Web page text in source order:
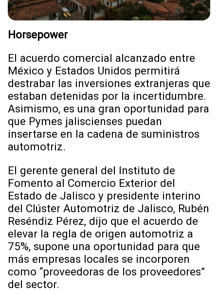
Horsepower
El acuerdo comercial alcanzado entre
México y Estados Unidos permitirá
destrabar las inversiones extranjeras que
estaban detenidas por la incertidumbre.
Asimismo, es una gran oportunidad para
que Pymes jaliscienses puedan
insertarse en la cadena de suministros
automotriz.
El gerente general del Instituto de
Fomento al Comercio Exterior del
Estado de Jalisco y presidente interino
del Clúster Automotriz de Jalisco, Rubén
Reséndiz Pérez, dijo que el acuerdo de
elevar la regla de origen automotriz a
75%, supone una oportunidad para que
más empresas locales se incorporen
como “proveedoras de los proveedores”
del sector.